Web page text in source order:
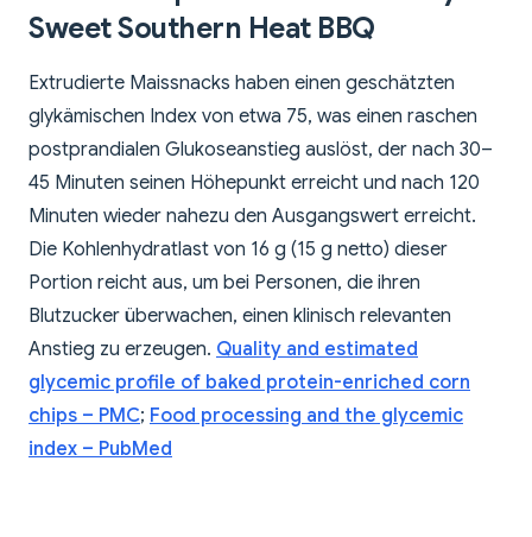
Sweet Southern Heat BBQ
Extrudierte Maissnacks haben einen geschätzten
glykämischen Index von etwa 75, was einen raschen
postprandialen Glukoseanstieg auslöst, der nach 30–
45 Minuten seinen Höhepunkt erreicht und nach 120
Minuten wieder nahezu den Ausgangswert erreicht.
Die Kohlenhydratlast von 16 g (15 g netto) dieser
Portion reicht aus, um bei Personen, die ihren
Blutzucker überwachen, einen klinisch relevanten
Anstieg zu erzeugen. Quality and estimated
glycemic profile of baked protein-enriched corn
chips – PMC; Food processing and the glycemic
index – PubMed